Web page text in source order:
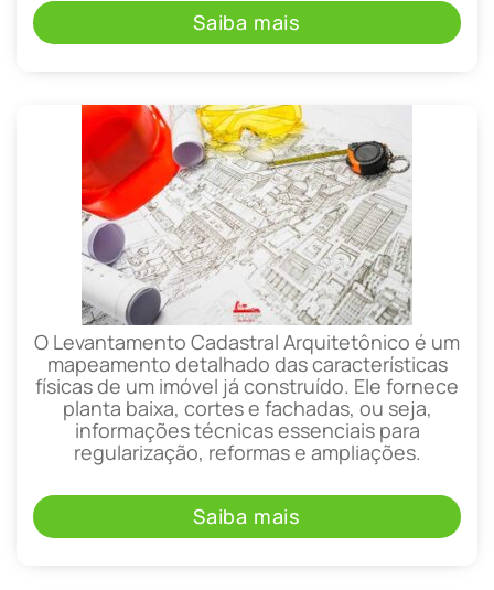
Saiba mais
O Levantamento Cadastral Arquitetônico é um
mapeamento detalhado das características
físicas de um imóvel já construído. Ele fornece
planta baixa, cortes e fachadas, ou seja,
informações técnicas essenciais para
regularização, reformas e ampliações.
Saiba mais